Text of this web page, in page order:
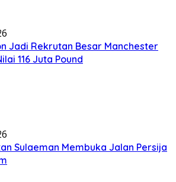
Jadi Rekrutan Besar Manchester
116 Juta Pound
Sulaeman Membuka Jalan Persija